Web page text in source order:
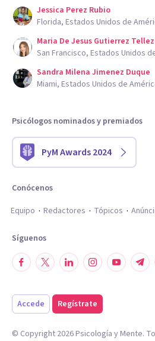
Jessica Perez Rubio
Florida, Estados Unidos de
Maria De Jesus Gutierrez Tellez
San Francisco, Estados Unidos
Sandra Milena Jimenez Duque
Miami, Estados Unidos de
Psicólogos nominados y premiados
PyM Awards 2024
Conócenos
Equipo
Redactores Tópicos
Síguenos
Accede Regístrate
© Copyright 2026Psicología y Mente.